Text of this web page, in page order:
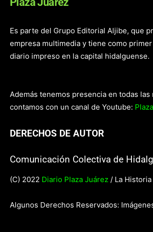
Es parte del Grupo Editorial Aljibe, que
empresa multimedia y tiene como
diario impreso en la capital hidalguense.
Además tenemos presencia en todas
contamos con un canal de Youtube:
DERECHOS DE AUTOR
Comunicación Colectiva de
(C) 2022 Diario Plaza Juárez / La Historia
Algunos Derechos Reservados: